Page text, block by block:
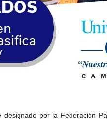
por la Federación